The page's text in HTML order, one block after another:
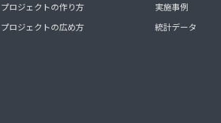
プロジェクトの作り方
プロジェクトの広め方
実施事例
統計データ